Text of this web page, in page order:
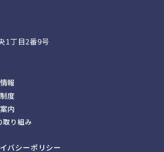
1丁目2番9号
報
度
内
取り組み
バシーポリシー